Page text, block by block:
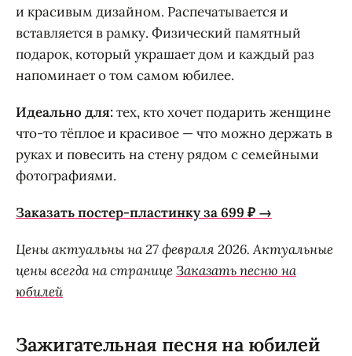
и красивым дизайном. Распечатывается и
вставляется в рамку. Физический памятный
подарок, который украшает дом и каждый раз
напоминает о том самом юбилее.
Идеально для:тех, кто хочет подарить женщине
что-то тёплое и красивое — что можно держать в
руках и повесить на стену рядом с семейными
фотографиями.
Заказать постер-пластинку за 699 ₽ →
Цены актуальны на 27 февраля 2026. Актуальные
цены всегда на страницеЗаказать песню на
юбилей
Зажигательная песня на юбилей